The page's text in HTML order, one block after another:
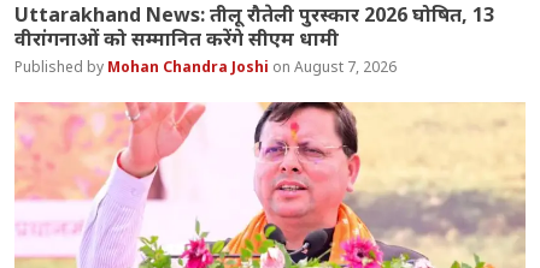
Uttarakhand News: तीलू रौतेली पुरस्कार 2026 घोषित, 13
वीरांगनाओं को सम्मानित करेंगे सीएम धामी
Mohan Chandra Joshi August 7, 2026